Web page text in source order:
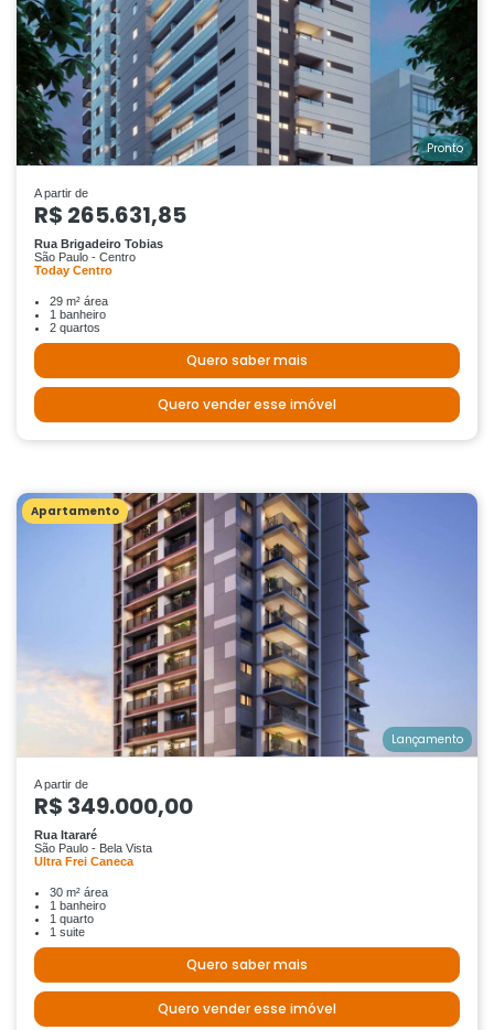
Pronto
A partir de
R$ 265.631,85
Rua Brigadeiro Tobias
São Paulo - Centro
Today Centro
29 m² área
1 banheiro
2 quartos
Quero saber mais
Quero vender esse imóvel
Apartamento
Lançamento
A partir de
R$ 349.000,00
Rua Itararé
São Paulo - Bela Vista
Ultra Frei Caneca
30 m² área
1 banheiro
1 quarto
1 suite
Quero saber mais
Quero vender esse imóvel